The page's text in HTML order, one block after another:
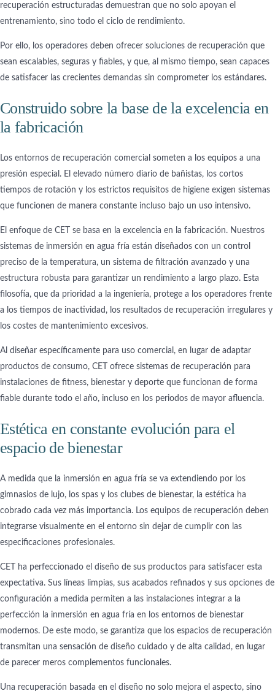
recuperación estructuradas demuestran que no solo apoyan el
entrenamiento, sino todo el ciclo de rendimiento.
Por ello, los operadores deben ofrecer soluciones de recuperación que
sean escalables, seguras y fiables, y que, al mismo tiempo, sean capaces
de satisfacer las crecientes demandas sin comprometer los estándares.
Construido sobre la base de la excelencia en
la fabricación
Los entornos de recuperación comercial someten a los equipos a una
presión especial. El elevado número diario de bañistas, los cortos
tiempos de rotación y los estrictos requisitos de higiene exigen sistemas
que funcionen de manera constante incluso bajo un uso intensivo.
El enfoque de CET se basa en la excelencia en la fabricación. Nuestros
sistemas de inmersión en agua fría están diseñados con un control
preciso de la temperatura, un sistema de filtración avanzado y una
estructura robusta para garantizar un rendimiento a largo plazo. Esta
filosofía, que da prioridad a la ingeniería, protege a los operadores frente
a los tiempos de inactividad, los resultados de recuperación irregulares y
los costes de mantenimiento excesivos.
Al diseñar específicamente para uso comercial, en lugar de adaptar
productos de consumo, CET ofrece sistemas de recuperación para
instalaciones de fitness, bienestar y deporte que funcionan de forma
fiable durante todo el año, incluso en los periodos de mayor afluencia.
Estética en constante evolución para el
espacio de bienestar
A medida que la inmersión en agua fría se va extendiendo por los
gimnasios de lujo, los spas y los clubes de bienestar, la estética ha
cobrado cada vez más importancia. Los equipos de recuperación deben
integrarse visualmente en el entorno sin dejar de cumplir con las
especificaciones profesionales.
CET ha perfeccionado el diseño de sus productos para satisfacer esta
expectativa. Sus líneas limpias, sus acabados refinados y sus opciones de
configuración a medida permiten a las instalaciones integrar a la
perfección la inmersión en agua fría en los entornos de bienestar
modernos. De este modo, se garantiza que los espacios de recuperación
transmitan una sensación de diseño cuidado y de alta calidad, en lugar
de parecer meros complementos funcionales.
Una recuperación basada en el diseño no solo mejora el aspecto, sino